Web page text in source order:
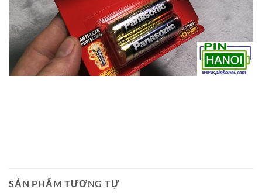
SẢN PHẨM TƯƠNG TỰ